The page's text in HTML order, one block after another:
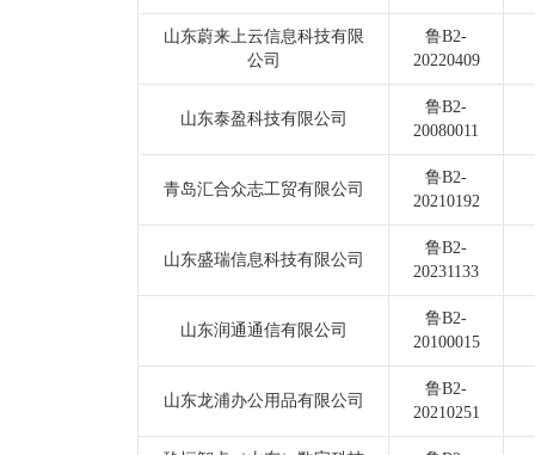
山东蔚来上云信息科技有限
公司
鲁B2-
20220409
山东泰盈科技有限公司
鲁B2-
20080011
青岛汇合众志工贸有限公司
鲁B2-
20210192
山东盛瑞信息科技有限公司
鲁B2-
20231133
山东润通通信有限公司
鲁B2-
20100015
山东龙浦办公用品有限公司
鲁B2-
20210251